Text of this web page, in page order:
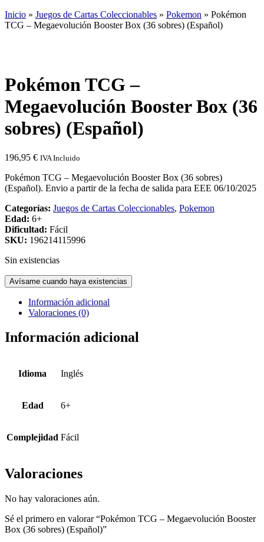
Inicio » Juegos de Cartas Coleccionables » Pokemon » Pokémon
TCG – Megaevolución Booster Box (36 sobres) (Español)
Pokémon TCG –
Megaevolución Booster Box (36
sobres) (Español)
196,95 € IVA Incluido
Pokémon TCG – Megaevolución Booster Box (36 sobres)
(Español). Envio a partir de la fecha de salida para EEE 06/10/2025
Categorías: Juegos de Cartas Coleccionables, Pokemon
Edad: 6+
Dificultad: Fácil
SKU: 196214115996
Sin existencias
Avísame cuando haya existencias
Información adicional
Valoraciones (0)
Información adicional
Idioma Inglés
Edad 6+
Complejidad Fácil
Valoraciones
No hay valoraciones aún.
Sé el primero en valorar “Pokémon TCG – Megaevolución Booster
Box (36 sobres) (Español)”